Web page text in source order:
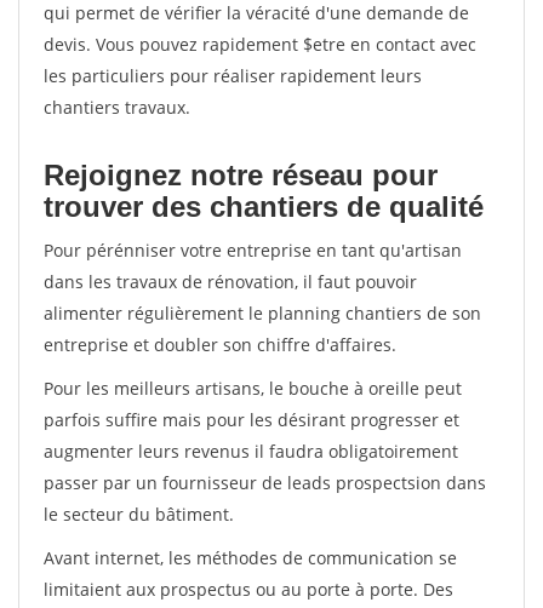
qui permet de vérifier la véracité d'une demande de
devis. Vous pouvez rapidement $etre en contact avec
les particuliers pour réaliser rapidement leurs
chantiers travaux.
Rejoignez notre réseau pour
trouver des chantiers de qualité
Pour pérénniser votre entreprise en tant qu'artisan
dans les travaux de rénovation, il faut pouvoir
alimenter régulièrement le planning chantiers de son
entreprise et doubler son chiffre d'affaires.
Pour les meilleurs artisans, le bouche à oreille peut
parfois suffire mais pour les désirant progresser et
augmenter leurs revenus il faudra obligatoirement
passer par un fournisseur de leads prospectsion dans
le secteur du bâtiment.
Avant internet, les méthodes de communication se
limitaient aux prospectus ou au porte à porte. Des